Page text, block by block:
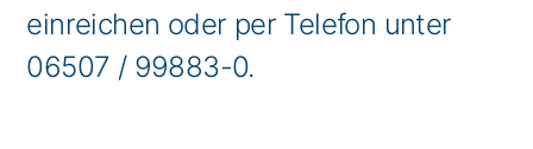
einreichen oder per Telefon unter
06507 / 99883-0.